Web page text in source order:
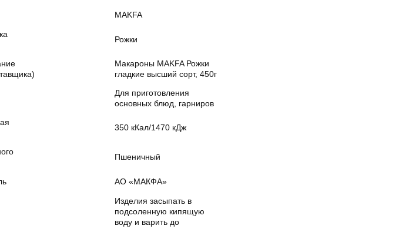
MAKFA
Рожки
Макароны MAKFA Рожки
гладкие высший сорт, 450г
Для приготовления
основных блюд, гарниров
350 кКал/1470 кДж
Пшеничный
АО «МАКФА»
Изделия засыпать в
подсоленную кипящую
воду и варить до